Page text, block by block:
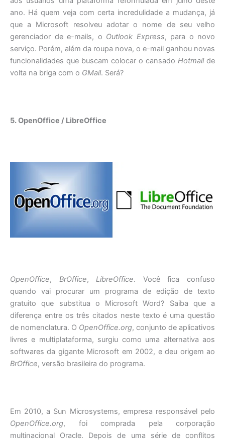
ano. Há quem veja com certa incredulidade a mudança, já
que a Microsoft resolveu adotar o nome de seu velho
gerenciador de e-mails, o Outlook Express, para o novo
serviço. Porém, além da roupa nova, o e-mail ganhou novas
funcionalidades que buscam colocar o cansado Hotmailde
volta na briga com o GMail. Será?
5. OpenOffice / LibreOffice
OpenOffice, BrOffice,LibreOffice. Você fica confuso
quando vai procurar um programa de edição de texto
gratuito que substitua o Microsoft Word? Saiba que a
diferença entre os três citados neste texto é uma questão
de nomenclatura. O OpenOffice.org, conjunto de aplicativos
livres e multiplataforma, surgiu como uma alternativa aos
softwares da gigante Microsoft em 2002, e deu origem ao
BrOffice, versão brasileira do programa.
Em 2010, a Sun Microsystems, empresa responsável pelo
OpenOffice.org, foi comprada pela corporação
multinacional Oracle. Depois de uma série de conflitos